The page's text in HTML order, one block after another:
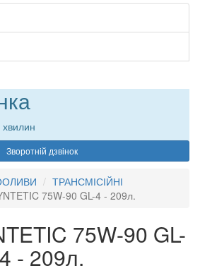
Зворотній дзвінок
ТРАНСМІСІЙНІ
75W-90 GL-4 - 209л.
75W-90 GL-
4 - 209л.